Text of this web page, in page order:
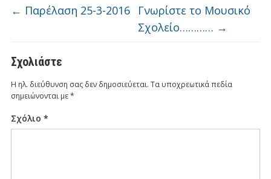
← Παρέλαση 25-3-2016
Γνωρίστε το Μουσικό
Σχολείο………… →
Σχολιάστε
Η ηλ. διεύθυνση σας δεν δημοσιεύεται. Τα υποχρεωτικά πεδία
σημειώνονται με*
Σχόλιο *